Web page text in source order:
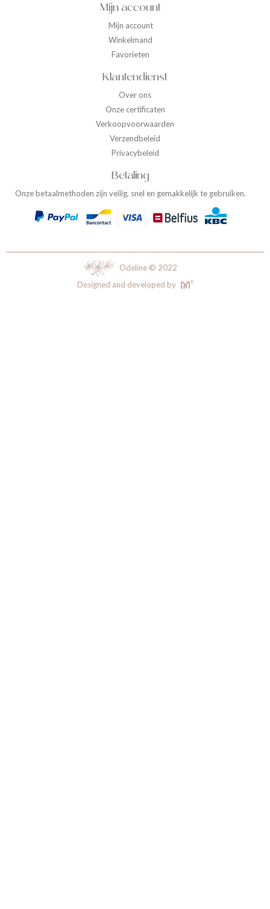
Mijn account
Mijn account
Winkelmand
Favorieten
Klantendienst
Over ons
Onze certificaten
Verkoopvoorwaarden
Verzendbeleid
Privacybeleid
Betaling
Onze betaalmethoden zijn veilig, snel en gemakkelijk te gebruiken.
Odeline © 2022
Designed and developed by